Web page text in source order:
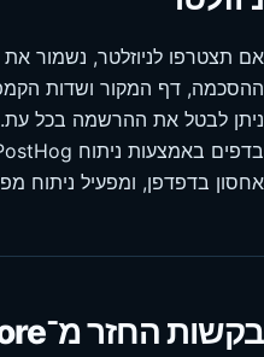
אם תצטרפו לניוזלטר, נשמור את
ההסכמה, דף המקור ושדות
ניתן לבטל את ההרשמה בכל
אחסון בדפדפן, ומפעיל ניתוח
בקשות החזר מ־App Store